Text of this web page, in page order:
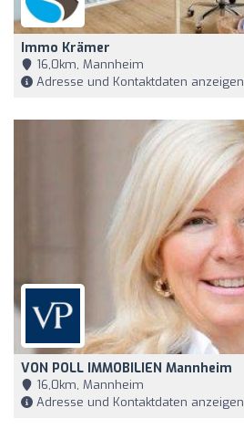
Immo Krämer
16,0km, Mannheim
Adresse und Kontaktdaten anzeigen
VON POLL IMMOBILIEN Mannheim
16,0km, Mannheim
Adresse und Kontaktdaten anzeigen